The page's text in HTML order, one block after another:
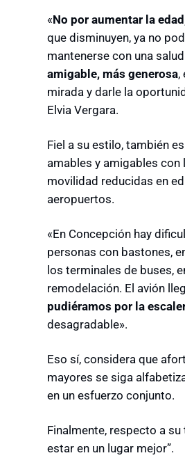
«No por aumentar la
que disminuyen, ya no
mantenerse con una
amigable, más generosa,
mirada y darle la
Elvia Vergara.
Fiel a su estilo, también
amables y amigables
movilidad reducidas en
aeropuertos.
«En Concepción hay
personas con bastones,
los terminales de buses,
remodelación. El avión
pudiéramos por la
desagradable».
Eso sí, considera que
mayores se siga
en un esfuerzo conjunto.
Finalmente, respecto a
estar en un lugar mejor”.